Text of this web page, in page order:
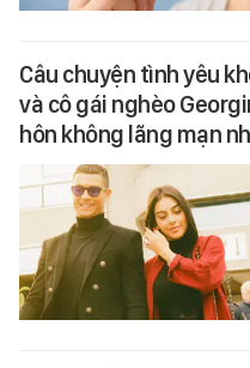
Câu chuyện tình yêu
và cô gái nghèo
hôn không lãng mạn